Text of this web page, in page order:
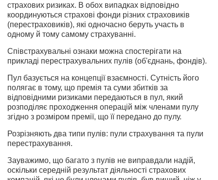
страхових ризиках. В обох випадках відповідно
координуються страхові фонди різних страховиків
(перестраховиків), які одночасно беруть участь в
одному й тому самому страхуванні.
Співстрахувальні ознаки можна спостерігати на
прикладі перестрахувальних пулів (об'єднань, фондів).
Пул базується на концепції взаємності. Сутність його
полягає в тому, що премія та суми збитків за
відповідними ризиками передаються в пул, який
розподіляє проходження операцій між членами пулу
згідно з розміром премії, що її передано до пулу.
Розрізняють два типи пулів: пули страхування та пули
перестрахування.
Зауважимо, що багато з пулів не виправдали надій,
оскільки середній результат діяльності страхових